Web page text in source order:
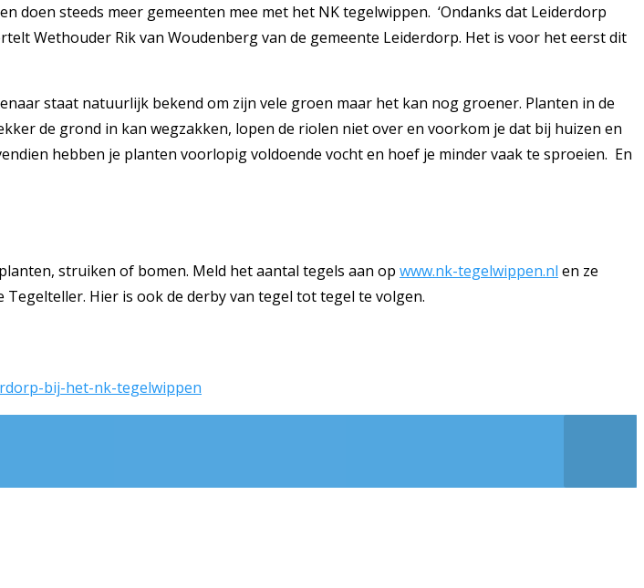
doen steeds meer gemeenten mee met het NK tegelwippen. ‘Ondanks dat Leiderdorp
Wethouder Rik van Woudenberg van de gemeente Leiderdorp. Het is voor het eerst dit
staat natuurlijk bekend om zijn vele groen maar het kan nog groener. Planten in de
de grond in kan wegzakken, lopen de riolen niet over en voorkom je dat bij huizen en
hebben je planten voorlopig voldoende vocht en hoef je minder vaak te sproeien. En
struiken of bomen. Meld het aantal tegels aan op www.nk-tegelwippen.nl en ze
Hier is ook de derby van tegel tot tegel te volgen.
bij-het-nk-tegelwippen